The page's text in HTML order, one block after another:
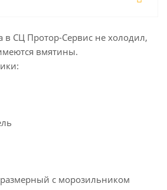
в СЦ Протор-Сервис не холодил,
вмятины.
с морозильником